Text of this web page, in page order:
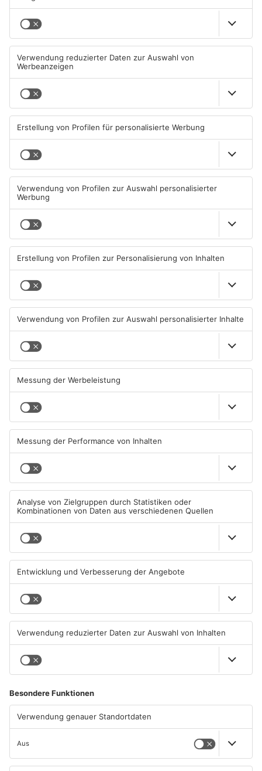
Mehr aus Sport
Sportergebnisse: TVG
gewinnt zum Jubiläum in
09.08.2026, 09:38 UHR IN SPORT
Sportergebnisse: TV
Großwallstadt unterliegt
08.08.2026, 09:13 UHR IN SPORT
Fußball: Viktoria
Aschaffenburg verliert
gegen TSV-Aubstadt
05.08.2026, 04:30 UHR IN SPORT
Sportergebnisse: TV
Untermain-Cup
03.08.2026, 07:38 UHR IN SPORT
TOPNEWS
Sport: Viktoria mit
Offenbach verlieren
02.08.2026, 08:29 UHR IN SPORT
Saisonstart für Viktoria
Alzenau
01.08.2026, 08:40 UHR IN SPORT